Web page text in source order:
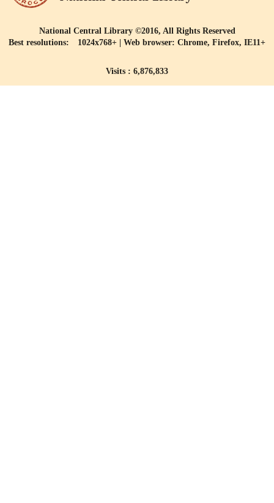
National Central Library ©2016, All Rights Reserved
Best resolutions: 1024x768+ | Web browser: Chrome, Firefox, IE11+
Visits : 6,876,833